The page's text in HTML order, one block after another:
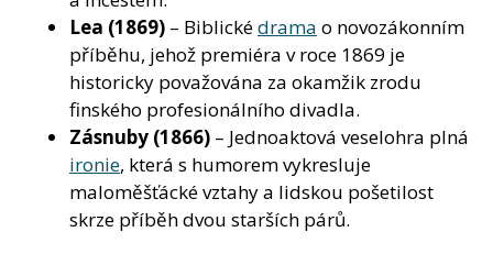
Lea (1869) – Biblickédrama o novozákonním
příběhu, jehož premiéra v roce 1869 je
historicky považována za okamžik zrodu
finského profesionálního divadla.
Zásnuby (1866) – Jednoaktová veselohra plná
ironie, která s humorem vykresluje
maloměšťácké vztahy a lidskou pošetilost
skrze příběh dvou starších párů.